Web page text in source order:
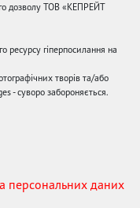
дозволу ТОВ «КЕПРЕЙТ
ресурсу гіперпосилання на
творів та/або
- суворо забороняється.
персональних даних